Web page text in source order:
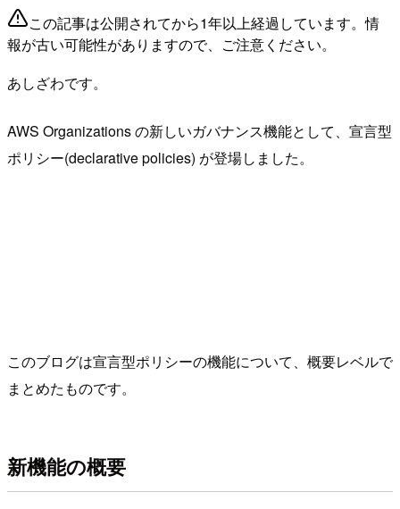
この記事は公開されてから1年以上経過しています。情
報が古い可能性がありますので、ご注意ください。
あしざわです。
AWS Organizations の新しいガバナンス機能として、宣言型
ポリシー(declarative policies) が登場しました。
このブログは宣言型ポリシーの機能について、概要レベルで
まとめたものです。
新機能の概要